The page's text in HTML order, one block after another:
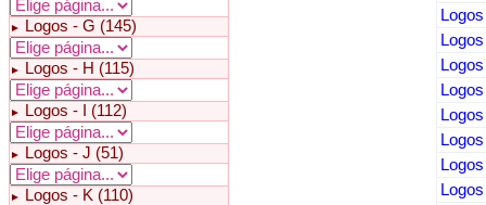
► Logos - G (145)
► Logos - H (115)
► Logos - I (112)
► Logos - J (51)
► Logos - K (110)